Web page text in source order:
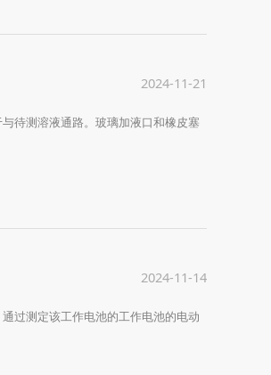
2024-11-21
待测溶液通路。玻璃加液口和橡皮塞
2024-11-14
过测定该工作电池的工作电池的电动